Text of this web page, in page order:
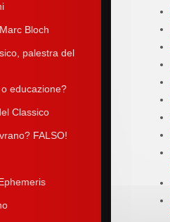
Bloch
palestra del
educazione?
Classico
FALSO!